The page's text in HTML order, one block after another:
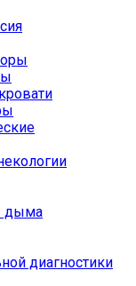
дыма
диагностики